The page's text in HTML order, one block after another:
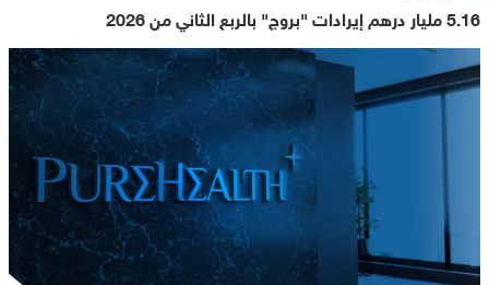
5.16 مليار درهم إيرادات "بروج" بالربع الثاني من 2026